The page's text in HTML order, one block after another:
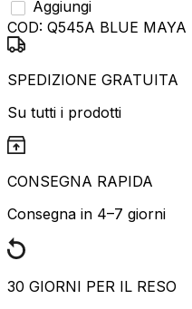
Aggiungi
COD: Q545A BLUE MAYA
SPEDIZIONE GRATUITA
Su tutti i prodotti
CONSEGNA RAPIDA
Consegna in 4–7 giorni
30 GIORNI PER IL RESO